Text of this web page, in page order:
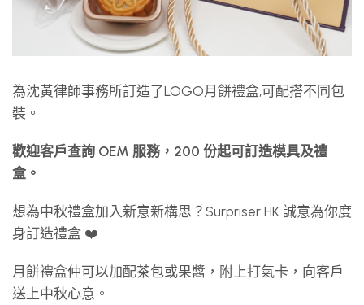
為沈黃律師事務所訂造了LOGO月餅禮盒,可配搭不同包
裝。
歡迎客戶查詢 OEM 服務，200 份起可訂造模具及禮
盒。
想為中秋禮盒加入新意新構思？Surpriser HK 誠意為你度
身訂造禮盒 ❤️
月餅禮盒仲可以加配茶包或果醬，附上打氣卡，向客戶
送上中秋心意。